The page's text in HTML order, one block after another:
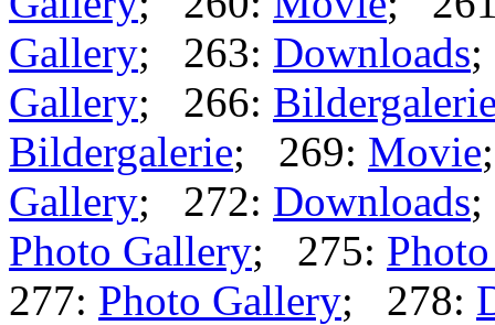
Gallery; 263: Downloads
Gallery; 266:
Bildergalerie; 269: Movie
Gallery; 272: Downloads
Photo Gallery; 275:
277: Photo Gallery; 278: